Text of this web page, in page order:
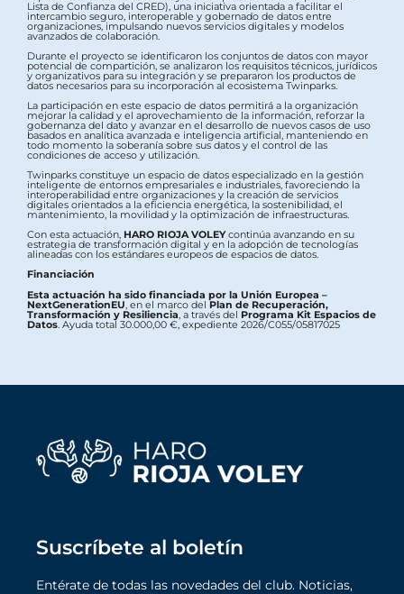
Lista de Confianza del CRED), una iniciativa orientada a facilitar el
intercambio seguro, interoperable y gobernado de datos entre
organizaciones, impulsando nuevos servicios digitales y modelos
avanzados de colaboración.
Durante el proyecto se identificaron los conjuntos de datos con mayor
potencial de compartición, se analizaron los requisitos técnicos, jurídicos
y organizativos para su integración y se prepararon los productos de
datos necesarios para su incorporación al ecosistema Twinparks.
La participación en este espacio de datos permitirá a la organización
mejorar la calidad y el aprovechamiento de la información, reforzar la
gobernanza del dato y avanzar en el desarrollo de nuevos casos de uso
basados en analítica avanzada e inteligencia artificial, manteniendo en
todo momento la soberanía sobre sus datos y el control de las
condiciones de acceso y utilización.
Twinparks constituye un espacio de datos especializado en la gestión
inteligente de entornos empresariales e industriales, favoreciendo la
interoperabilidad entre organizaciones y la creación de servicios
digitales orientados a la eficiencia energética, la sostenibilidad, el
mantenimiento, la movilidad y la optimización de infraestructuras.
Con esta actuación, HARO RIOJA VOLEYcontinúa avanzando en su
estrategia de transformación digital y en la adopción de tecnologías
alineadas con los estándares europeos de espacios de datos.
Financiación
Esta actuación ha sido financiada por la Unión Europea –
NextGenerationEU , en el marco delPlan de Recuperación,
Transformación y Resiliencia , a través del Programa Kit Espacios de
Datos . Ayuda total 30.000,00 €, expediente 2026/C055/05817025
Suscríbete al boletín
Entérate de todas las novedades del club. Noticias,